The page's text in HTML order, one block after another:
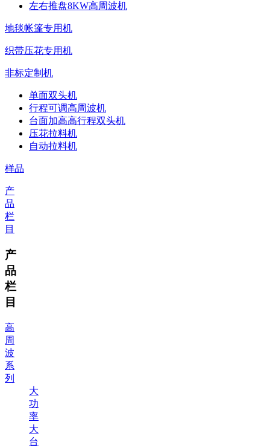
左右推盘8KW高周波机
地毯帐篷专用机
织带压花专用机
非标定制机
单面双头机
行程可调高周波机
台面加高高行程双头机
压花拉料机
自动拉料机
样品
产
品
栏
目
产
品
栏
目
高
周
波
系
列
大
功
率
大
台